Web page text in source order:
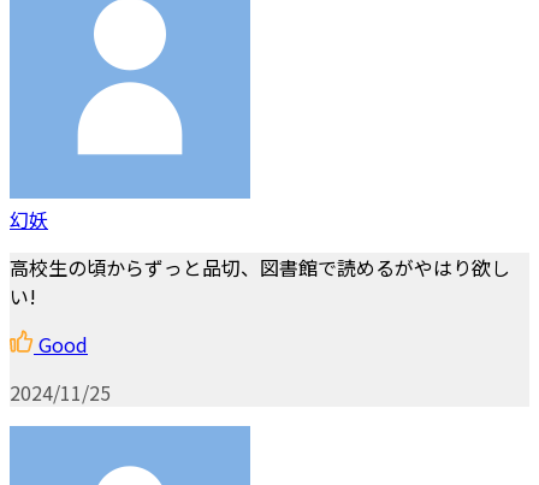
幻妖
高校生の頃からずっと品切、図書館で読めるがやはり欲し
い!
Good
2024/11/25